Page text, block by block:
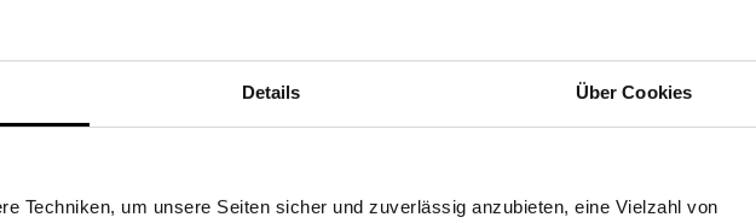
Details Über Cookies
Techniken, um unsere Seiten sicher und zuverlässig anzubieten, eine Vielzahl von